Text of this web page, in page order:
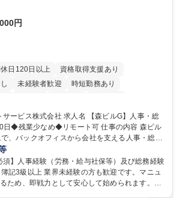
環境です。
円
日120日以上
資格取得支援あり
未経験者歓迎
時短勤務あり
支給 長期歓迎 駅近5分以内 土日祝休み
求人名 【森ビルG】人事・総
なめ◆リモート可 仕事の内容 森ビル
、バックオフィスから会社を支える人事・総務
務の業務をバランスよく担当し、ゆくゆくは制
戦できる、やりがいある環境です。 ■勤怠管
手続き、年末調整等の労務管理全般 ■入退社手続
制度改定などのコア業務 ■社内イベントの企画
須】人事経験（労務・給与社保等）及び総務経験
簿記3級以上 業界未経験の方も歓迎です。マニュ
ため、即戦力として安心して始められます。